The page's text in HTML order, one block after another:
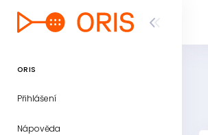
ORIS
Přihlášení
Nápověda